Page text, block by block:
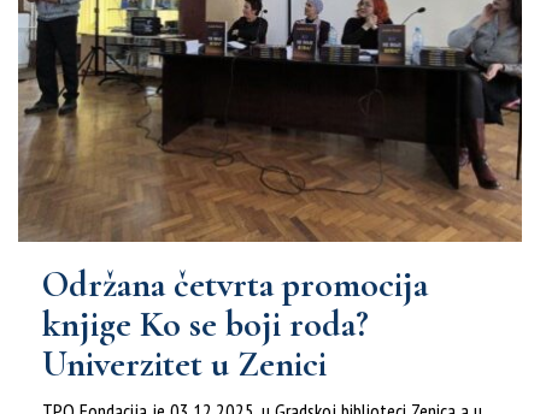
Održana četvrta promocija
knjige Ko se boji roda?
Univerzitet u Zenici